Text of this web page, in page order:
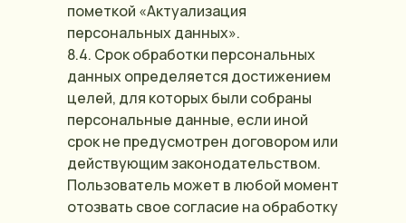
пометкой «Актуализация
персональных данных».
8.4. Срок обработки персональных
данных определяется достижением
целей, для которых были собраны
персональные данные, если иной
срок не предусмотрен договором или
действующим законодательством.
Пользователь может в любой момент
отозвать свое согласие на обработку
ООО «ДЕЛО В МЕБЕЛИ»
5407955606